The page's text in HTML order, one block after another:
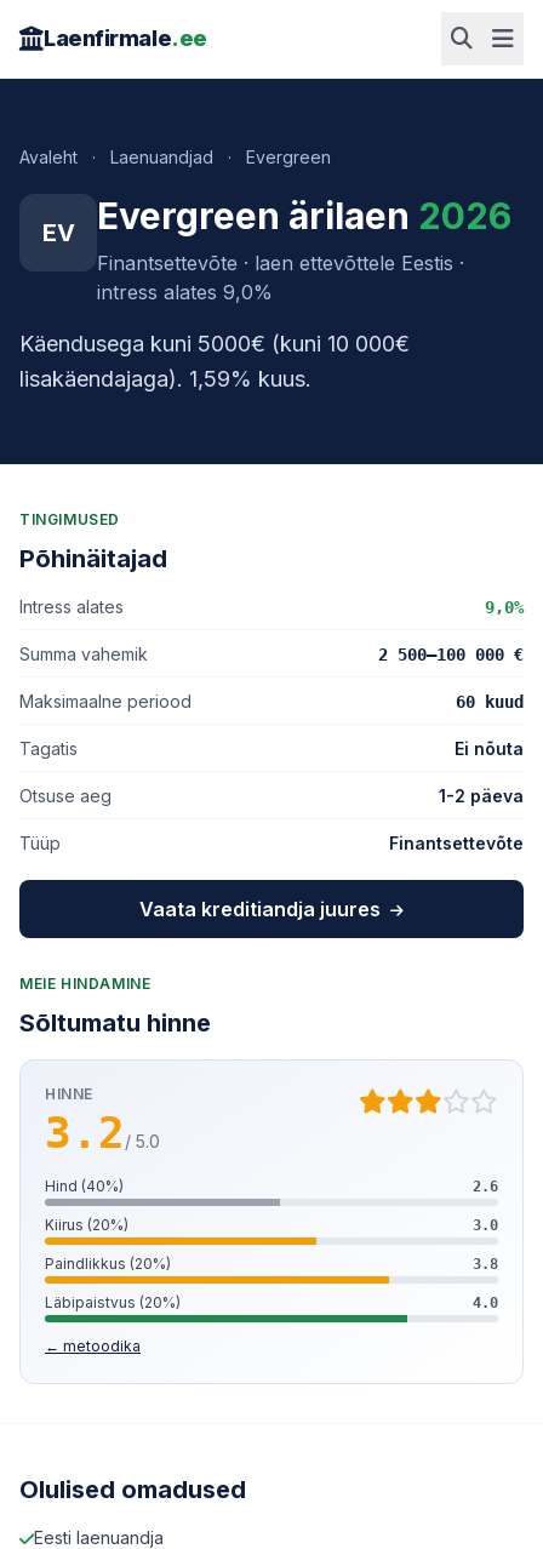
Laenfirmale.ee
Avaleht · Laenuandjad · Evergreen
EV Evergreen ärilaen 2026
Finantsettevõte · laen ettevõttele Eestis ·
intress alates 9,0%
Käendusega kuni 5000€ (kuni 10 000€
lisakäendajaga). 1,59% kuus.
TINGIMUSED
Põhinäitajad
Intress alates 9,0%
Summa vahemik 2 500–100 000 €
Maksimaalne periood 60 kuud
Tagatis Ei nõuta
Otsuse aeg 1-2 päeva
Tüüp Finantsettevõte
Vaata kreditiandja juures
MEIE HINDAMINE
Sõltumatu hinne
HINNE
3.2 / 5.0
Hind (40%) 2.6
Kiirus (20%) 3.0
Paindlikkus (20%) 3.8
Läbipaistvus (20%) 4.0
← metoodika
Olulised omadused
Eesti laenuandja